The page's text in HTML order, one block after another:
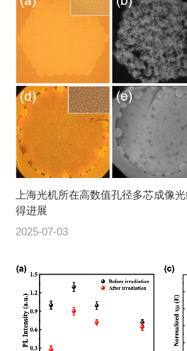
上海光机所在高数值孔径多芯成像
得进展
2025-07-03